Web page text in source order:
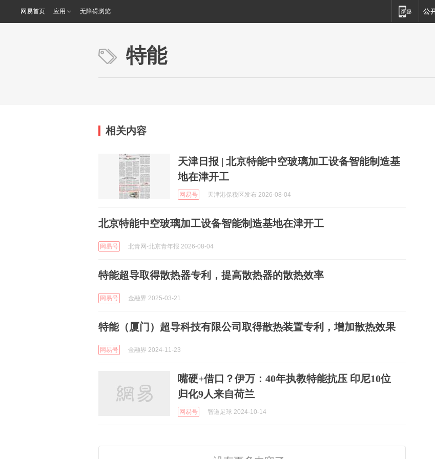
网易首页 应用 无障碍浏览
特能
相关内容
天津日报 | 北京特能中空玻璃加工设备智能制造基
地在津开工
网易号 天津港保税区发布 2026-08-04
北京特能中空玻璃加工设备智能制造基地在津开工
网易号 北青网-北京青年报 2026-08-04
特能超导取得散热器专利，提高散热器的散热效率
网易号 金融界 2025-03-21
特能（厦门）超导科技有限公司取得散热装置专利，增加散热效果
网易号 金融界 2024-11-23
嘴硬+借口？伊万：40年执教特能抗压 印尼10位
归化9人来自荷兰
网易号 智道足球 2024-10-14